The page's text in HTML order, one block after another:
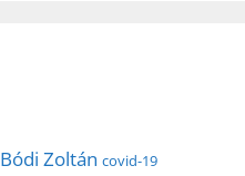
Bódi Zoltán covid-19